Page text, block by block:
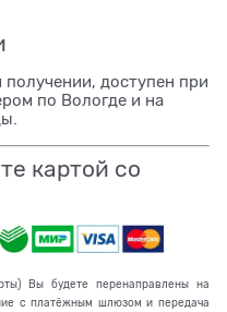
доступен при
по Вологде и на
картой со
Вы будете перенаправлены на
с платёжным шлюзом и передача